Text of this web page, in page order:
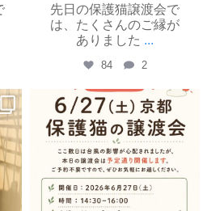
先日の保護猫譲渡会で
は、たくさんのご縁が
ありました ...
84 2
yayoinekokyoto
6月 26